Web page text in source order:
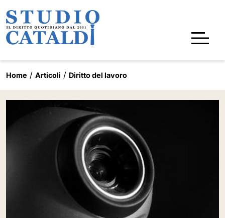
Home Articoli Diritto del lavoro